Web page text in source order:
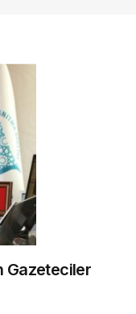
için
bu
Gazeteciler